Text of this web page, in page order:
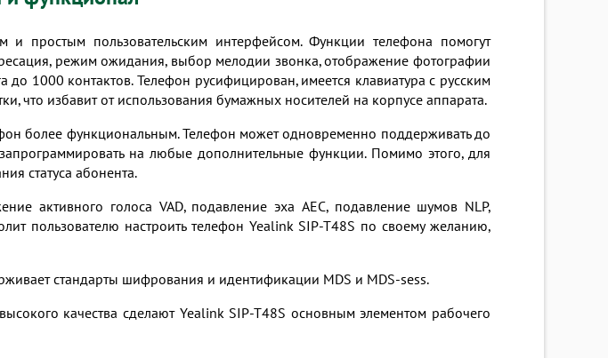
простым пользовательским интерфейсом. Функции телефона помогут
режим ожидания, выбор мелодии звонка, отображение фотографии
1000 контактов. Телефон русифицирован, имеется клавиатура с русским
что избавит от использования бумажных носителей на корпусе аппарата.
более функциональным. Телефон может одновременно поддерживать до
на любые дополнительные функции. Помимо этого, для
статуса абонента.
активного голоса VAD, подавление эха AEC, подавление шумов NLP,
пользователю настроить телефон Yealink SIP-T48S по своему желанию,
стандарты шифрования и идентификации MDS и MDS-sess.
качества сделают Yealink SIP-T48S основным элементом рабочего